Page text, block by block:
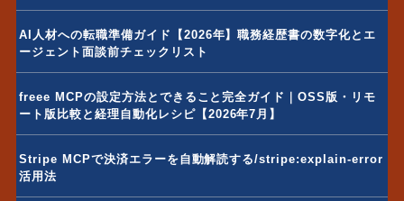
AI人材への転職準備ガイド【2026年】職務経歴書の数字化とエ
ージェント面談前チェックリスト
freee MCPの設定方法とできること完全ガイド｜OSS版・リモ
ート版比較と経理自動化レシピ【2026年7月】
Stripe MCPで決済エラーを自動解読する/stripe:explain-error
活用法